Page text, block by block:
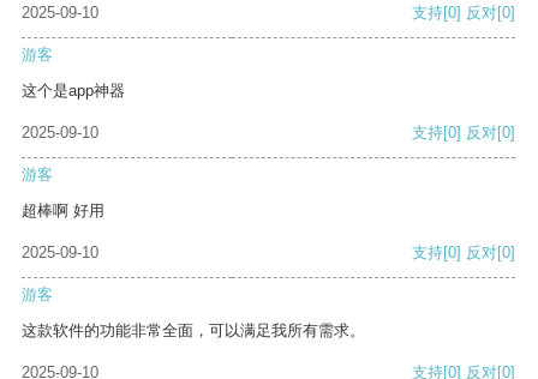
2025-09-10 支持[0] 反对[0]
游客
这个是app神器
2025-09-10 支持[0] 反对[0]
游客
超棒啊 好用
2025-09-10 支持[0] 反对[0]
游客
这款软件的功能非常全面，可以满足我所有需求。
2025-09-10 支持[0] 反对[0]